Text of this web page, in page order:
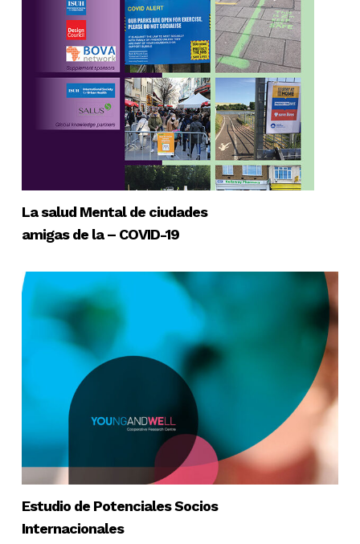
La salud Mental de ciudades
amigas de la – COVID-19
Estudio de Potenciales Socios
Internacionales